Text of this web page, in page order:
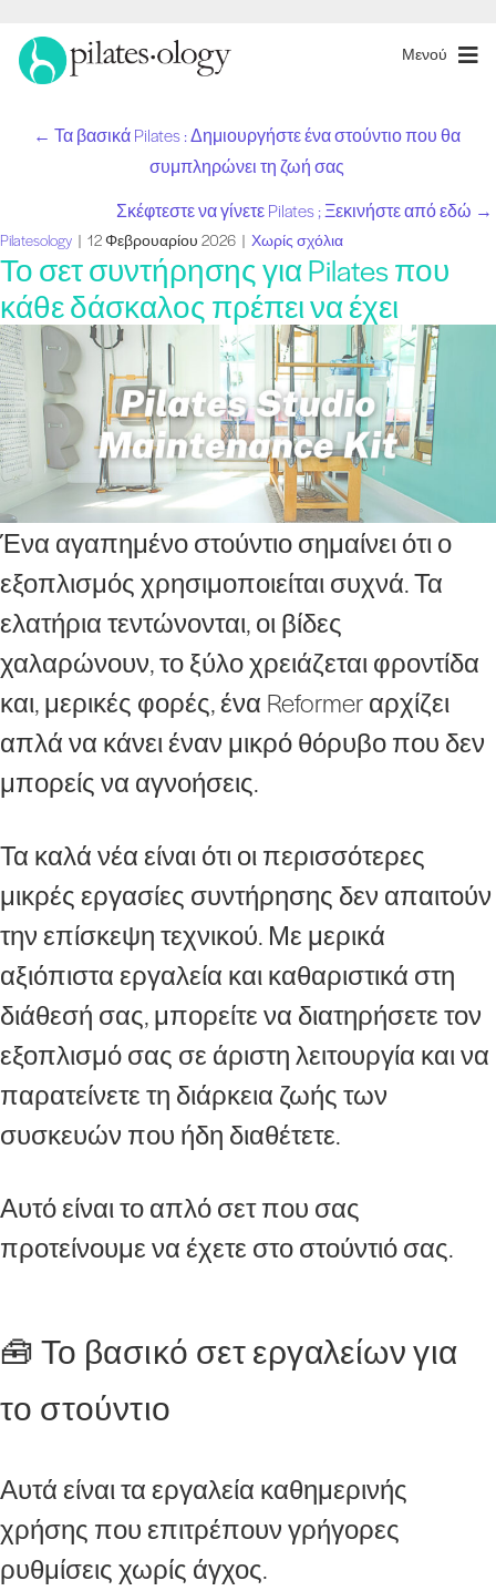
Μενού
Θέσεις
πλοήγησης
← Τα βασικά Pilates : Δημιουργήστε ένα στούντιο που θα
συμπληρώνει τη ζωή σας
Σκέφτεστε να γίνετε Pilates ; Ξεκινήστε από εδώ →
Pilatesology | 12 Φεβρουαρίου 2026 | Χωρίς σχόλια
Το σετ συντήρησης για Pilates που
κάθε δάσκαλος πρέπει να έχει
Ένα αγαπημένο στούντιο σημαίνει ότι ο
εξοπλισμός χρησιμοποιείται συχνά. Τα
ελατήρια τεντώνονται, οι βίδες
χαλαρώνουν, το ξύλο χρειάζεται φροντίδα
και, μερικές φορές, ένα Reformer αρχίζει
απλά να κάνει έναν μικρό θόρυβο που δεν
μπορείς να αγνοήσεις.
Τα καλά νέα είναι ότι οι περισσότερες
μικρές εργασίες συντήρησης δεν απαιτούν
την επίσκεψη τεχνικού. Με μερικά
αξιόπιστα εργαλεία και καθαριστικά στη
διάθεσή σας, μπορείτε να διατηρήσετε τον
εξοπλισμό σας σε άριστη λειτουργία και να
παρατείνετε τη διάρκεια ζωής των
συσκευών που ήδη διαθέτετε.
Αυτό είναι το απλό σετ που σας
προτείνουμε να έχετε στο στούντιό σας.
🧰 Το βασικό σετ εργαλείων για
το στούντιο
Αυτά είναι τα εργαλεία καθημερινής
χρήσης που επιτρέπουν γρήγορες
ρυθμίσεις χωρίς άγχος.